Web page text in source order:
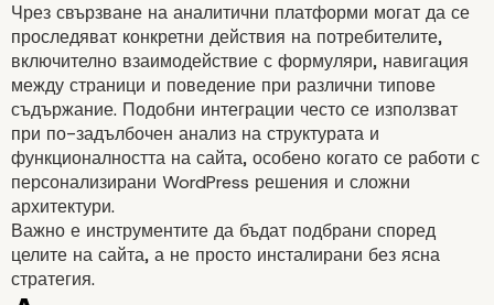
Чрез свързване на аналитични платформи могат да се
проследяват конкретни действия на потребителите,
включително взаимодействие с формуляри, навигация
между страници и поведение при различни типове
съдържание. Подобни интеграции често се използват
при по-задълбочен анализ на структурата и
функционалността на сайта, особено когато се работи с
персонализирани WordPress решения и сложни
архитектури.
Важно е инструментите да бъдат подбрани според
целите на сайта, а не просто инсталирани без ясна
стратегия.